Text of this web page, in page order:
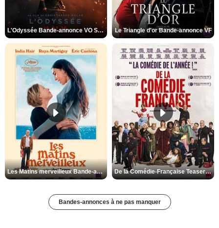
L'Odyssée Bande-annonce VO STFR Le Triangle d'or Bande-annonce VF
Les Matins merveilleux Bande-annonce VF De la Comédie-Française Teaser VF
Bandes-annonces à ne pas manquer